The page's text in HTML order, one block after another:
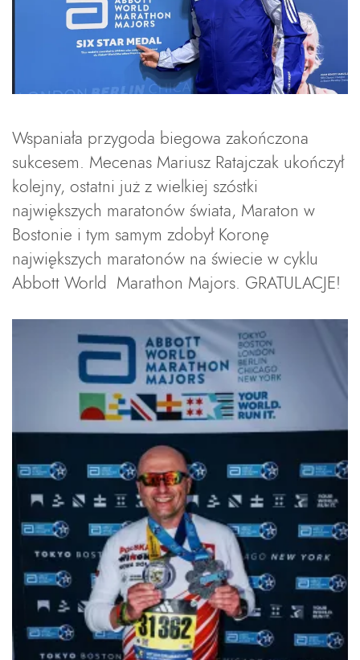
Wspaniała przygoda biegowa zakończona
sukcesem. Mecenas Mariusz Ratajczak ukończył
kolejny, ostatni już z wielkiej szóstki
największych maratonów świata, Maraton w
Bostonie i tym samym zdobył Koronę
największych maratonów na świecie w cyklu
Abbott World Marathon Majors. GRATULACJE!